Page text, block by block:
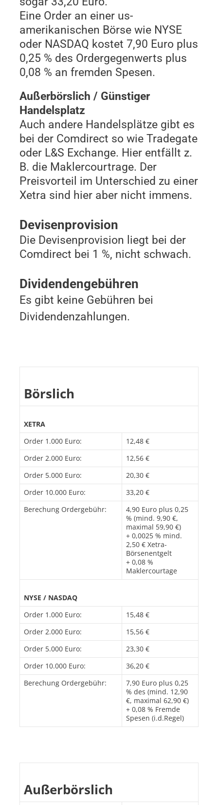
Eine Order an einer us-
amerikanischen Börse wie NYSE
oder NASDAQ kostet 7,90 Euro plus
0,25 % des Ordergegenwerts plus
0,08 % an fremden Spesen.
Außerbörslich / Günstiger
Handelsplatz
Auch andere Handelsplätze gibt es
bei der Comdirect so wie Tradegate
oder L&S Exchange. Hier entfällt z.
B. die Maklercourtrage. Der
Preisvorteil im Unterschied zu einer
Xetra sind hier aber nicht immens.
Devisenprovision
Die Devisenprovision liegt bei der
Comdirect bei 1 %, nicht schwach.
Dividendengebühren
Es gibt keine Gebühren bei
Dividendenzahlungen.
Börslich
XETRA
Order 1.000 Euro:
12,48 €
Order 2.000 Euro:
12,56 €
Order 5.000 Euro:
20,30 €
Order 10.000 Euro:
33,20 €
Berechung Ordergebühr:
4,90 Euro plus 0,25
% (mind. 9,90 €,
maximal 59,90 €)
+ 0,0025 % mind.
2,50 € Xetra-
Börsenentgelt
+ 0,08 %
Maklercourtage
NYSE / NASDAQ
Order 1.000 Euro:
15,48 €
Order 2.000 Euro:
15,56 €
Order 5.000 Euro:
23,30 €
Order 10.000 Euro:
36,20 €
Berechung Ordergebühr:
7,90 Euro plus 0,25
% des (mind. 12,90
€, maximal 62,90 €)
+ 0,08 % Fremde
Spesen (i.d.Regel)
Außerbörslich